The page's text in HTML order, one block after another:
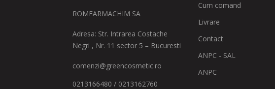
ROMFARMACHIM SA
Adresa: Str. Intrarea Costache
Negri , Nr. 11 sector 5 – Bucuresti
comenzi@greencosmetic.ro
0213166480 / 0213162760
Cum comand
Livrare
Contact
ANPC - SAL
ANPC